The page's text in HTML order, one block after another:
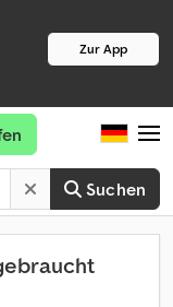
Zur App
Suchen